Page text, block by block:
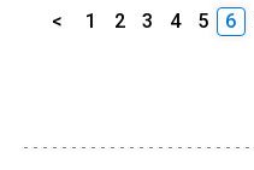
< 1 2 3 4 5 6